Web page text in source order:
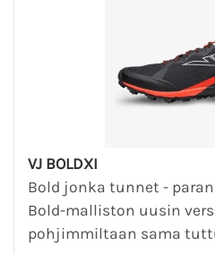
VJ BOLDXI
Bold jonka tunnet -
Bold-malliston uusin
pohjimmiltaan sama